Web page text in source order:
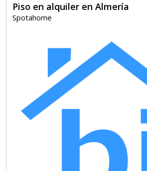
Piso en alquiler en Almería
Spotahome